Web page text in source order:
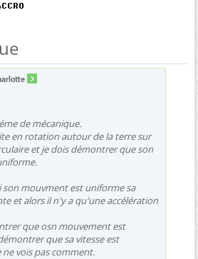
de mécanique.
en rotation autour de la terre sur
et je dois démontrer que son
son mouvment est uniforme sa
et alors il n'y a qu'une accélération
que osn mouvement est
que sa vitesse est
vois pas comment.